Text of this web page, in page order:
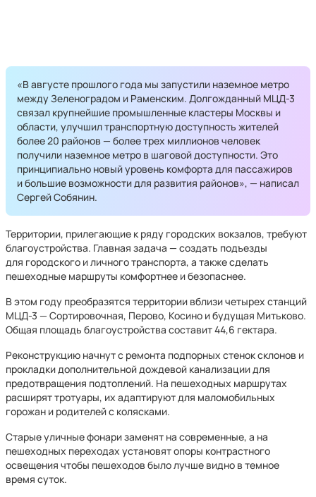
«В августе прошлого года мы запустили наземное метро
между Зеленоградом и Раменским. Долгожданный МЦД-3
связал крупнейшие промышленные кластеры Москвы и
области, улучшил транспортную доступность жителей
более 20 районов — более трех миллионов человек
получили наземное метро в шаговой доступности. Это
принципиально новый уровень комфорта для пассажиров
и большие возможности для развития районов», — написал
Сергей Собянин.
Территории, прилегающие к ряду городских вокзалов, требуют
благоустройства. Главная задача — создать подъезды
для городского и личного транспорта, а также сделать
пешеходные маршруты комфортнее и безопаснее.
В этом году преобразятся территории вблизи четырех станций
МЦД-3 — Сортировочная, Перово, Косино и будущая Митьково.
Общая площадь благоустройства составит 44,6 гектара.
Реконструкцию начнут с ремонта подпорных стенок склонов и
прокладки дополнительной дождевой канализации для
предотвращения подтоплений. На пешеходных маршрутах
расширят тротуары, их адаптируют для маломобильных
горожан и родителей с колясками.
Старые уличные фонари заменят на современные, а на
пешеходных переходах установят опоры контрастного
освещения чтобы пешеходов было лучше видно в темное
время суток.